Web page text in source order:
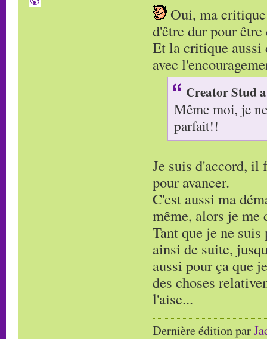
Oui, ma
d'être dur pour
Et la critique
avec
Creator Stud
Même moi, je
parfait!!
Je suis d'accord, il
pour avancer.
C'est aussi ma
même, alors je me
Tant que je ne
ainsi de suite,
aussi pour ça que
des choses
l'aise...
Dernière édition par